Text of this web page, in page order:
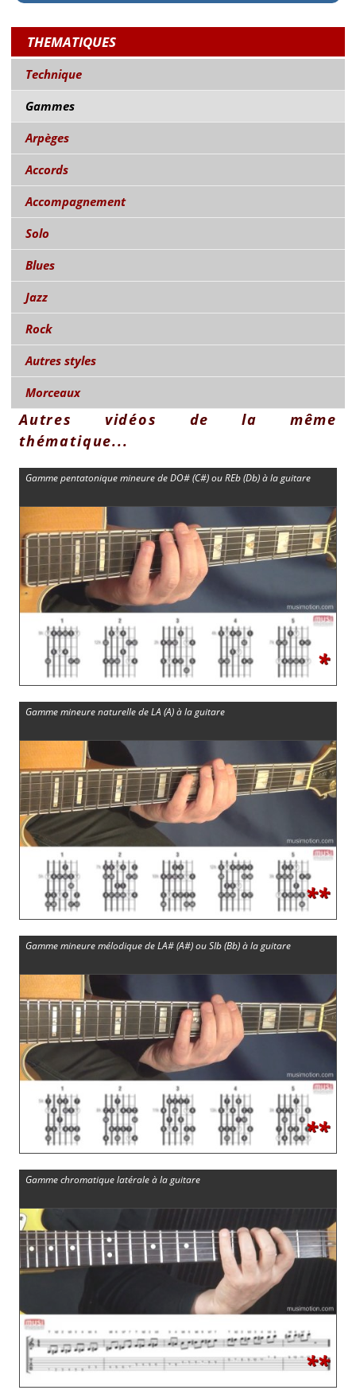
THEMATIQUES
Technique
Gammes
Arpèges
Accords
Accompagnement
Solo
Blues
Jazz
Rock
Autres styles
Morceaux
Autres vidéos de la même
thématique...
Gamme pentatonique mineure de DO# (C#) ou REb (Db) à la guitare
*
Gamme mineure naturelle de LA (A) à la guitare
**
Gamme mineure mélodique de LA# (A#) ou SIb (Bb) à la guitare
**
Gamme chromatique latérale à la guitare
**